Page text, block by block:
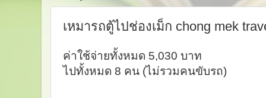
เหมารถตู้ไปช่องเม็ก chong mek
ค่าใช้จ่ายทั้งหมด 5,030 บาท
ไปทั้งหมด 8 คน (ไม่รวมคนขับรถ)